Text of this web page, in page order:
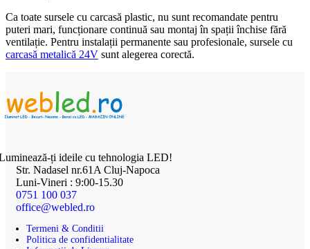
Ca toate sursele cu carcasă plastic, nu sunt recomandate pentru
puteri mari, funcționare continuă sau montaj în spații închise fără
ventilație. Pentru instalații permanente sau profesionale, sursele cu
carcasă metalică 24V sunt alegerea corectă.
ți ideile cu tehnologia LED!
Str. Nadasel nr.61A Cluj-Napoca
Luni-Vineri : 9:00-15.30
0751 100 037
office@webled.ro
Termeni & Conditii
Politica de confidentialitate